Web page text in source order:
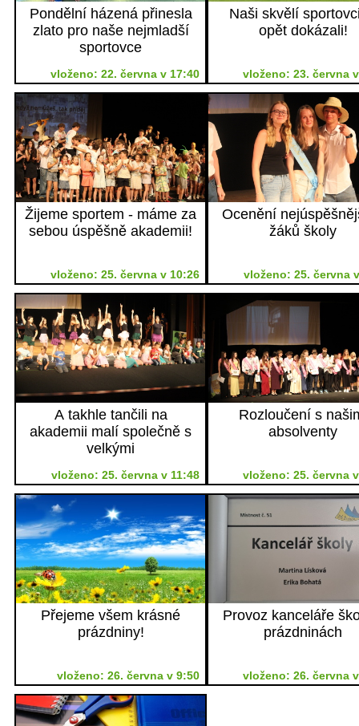
Pondělní házená přinesla
zlato pro naše nejmladší
sportovce
vloženo: 22. června v 17:40
Naši skvělí
opět dokázali!
vloženo: 23. června
Žijeme sportem - máme za
sebou úspěšně akademii!
vloženo: 25. června v 10:26
Ocenění
žáků školy
vloženo: 25. června
A takhle tančili na
akademii malí společně s
velkými
vloženo: 25. června v 11:48
Rozloučení s
absolventy
vloženo: 25. června
Přejeme všem krásné
prázdniny!
vloženo: 26. června v 9:50
Provoz kanceláře
prázdninách
vloženo: 26. června